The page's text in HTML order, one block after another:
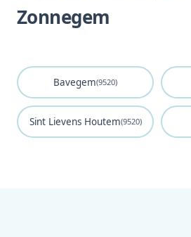
Zonnegem
Bavegem(9520)
Sint Lievens Houtem(9520)